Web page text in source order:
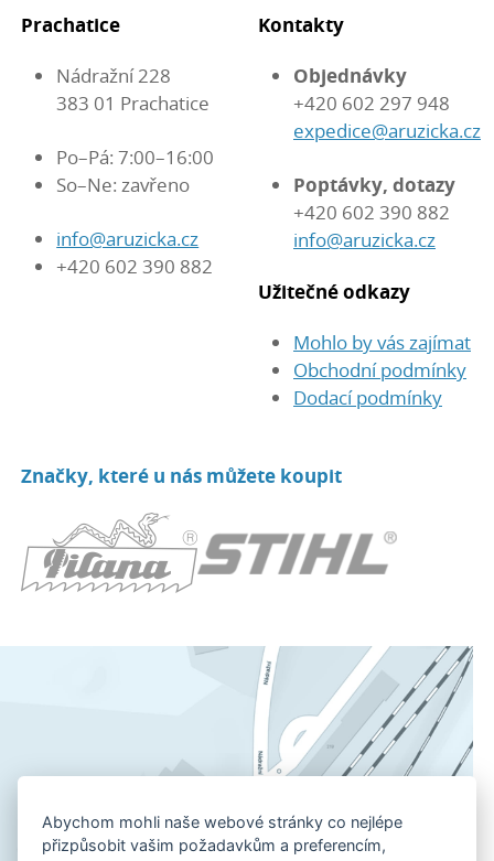
Abychom mohli naše webové stránky co nejlépe
přizpůsobit vašim požadavkům a preferencím,
Prachatice
Nádražní 228
383 01 Prachatice
Po–Pá: 7:00–16:00
So–Ne: zavřeno
info@aruzicka.cz
+420 602 390 882
Kontakty
Objednávky
+420 602 297 948
expedice@aruzicka.cz
Poptávky, dotazy
+420 602 390 882
info@aruzicka.cz
Užitečné odkazy
Mohlo by vás zajímat
Obchodní podmínky
Dodací podmínky
Značky, které u nás můžete koupit